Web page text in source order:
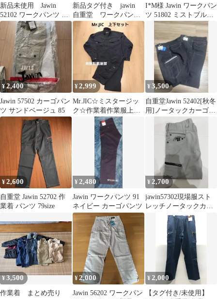
新品未使用 Jawin
52102 ワークパンツ ネ
ービー 79cm
新品タグ付き jawin
自重堂 ワークパン
ツ 作業パンツ 長ズ
ボン
I*M様 Jawin ワークパン
ツ 51802 ミストブルー
85 新品
¥2,400
Jawin 57502 カーゴパン
ツ サンドベージュ 85
¥2,999
Mr.JIC☆ミスタージッ
ク☆作業着作業服上下
セット☆チャコールグ
レー☆LL88
¥3,500
自重堂Jawin 52402[秋冬
用]ノータックカーゴパ
ンツ 2点セット
¥2,600
自重堂 Jawin 52702 作
業着 パンツ 79size
¥2,480
Jawin ワークパンツ 91
ネイビー カーゴパンツ
¥2,700
jawin57302現場服スト
レッチノータックカー
¥3,500
作業着 まとめ売り
¥2,000
Jawin 56202 ワークパン
¥ 2,000
【タグ付き/未使用】